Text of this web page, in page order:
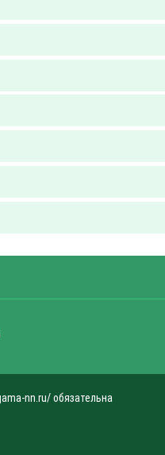
nn.ru/ обязательна